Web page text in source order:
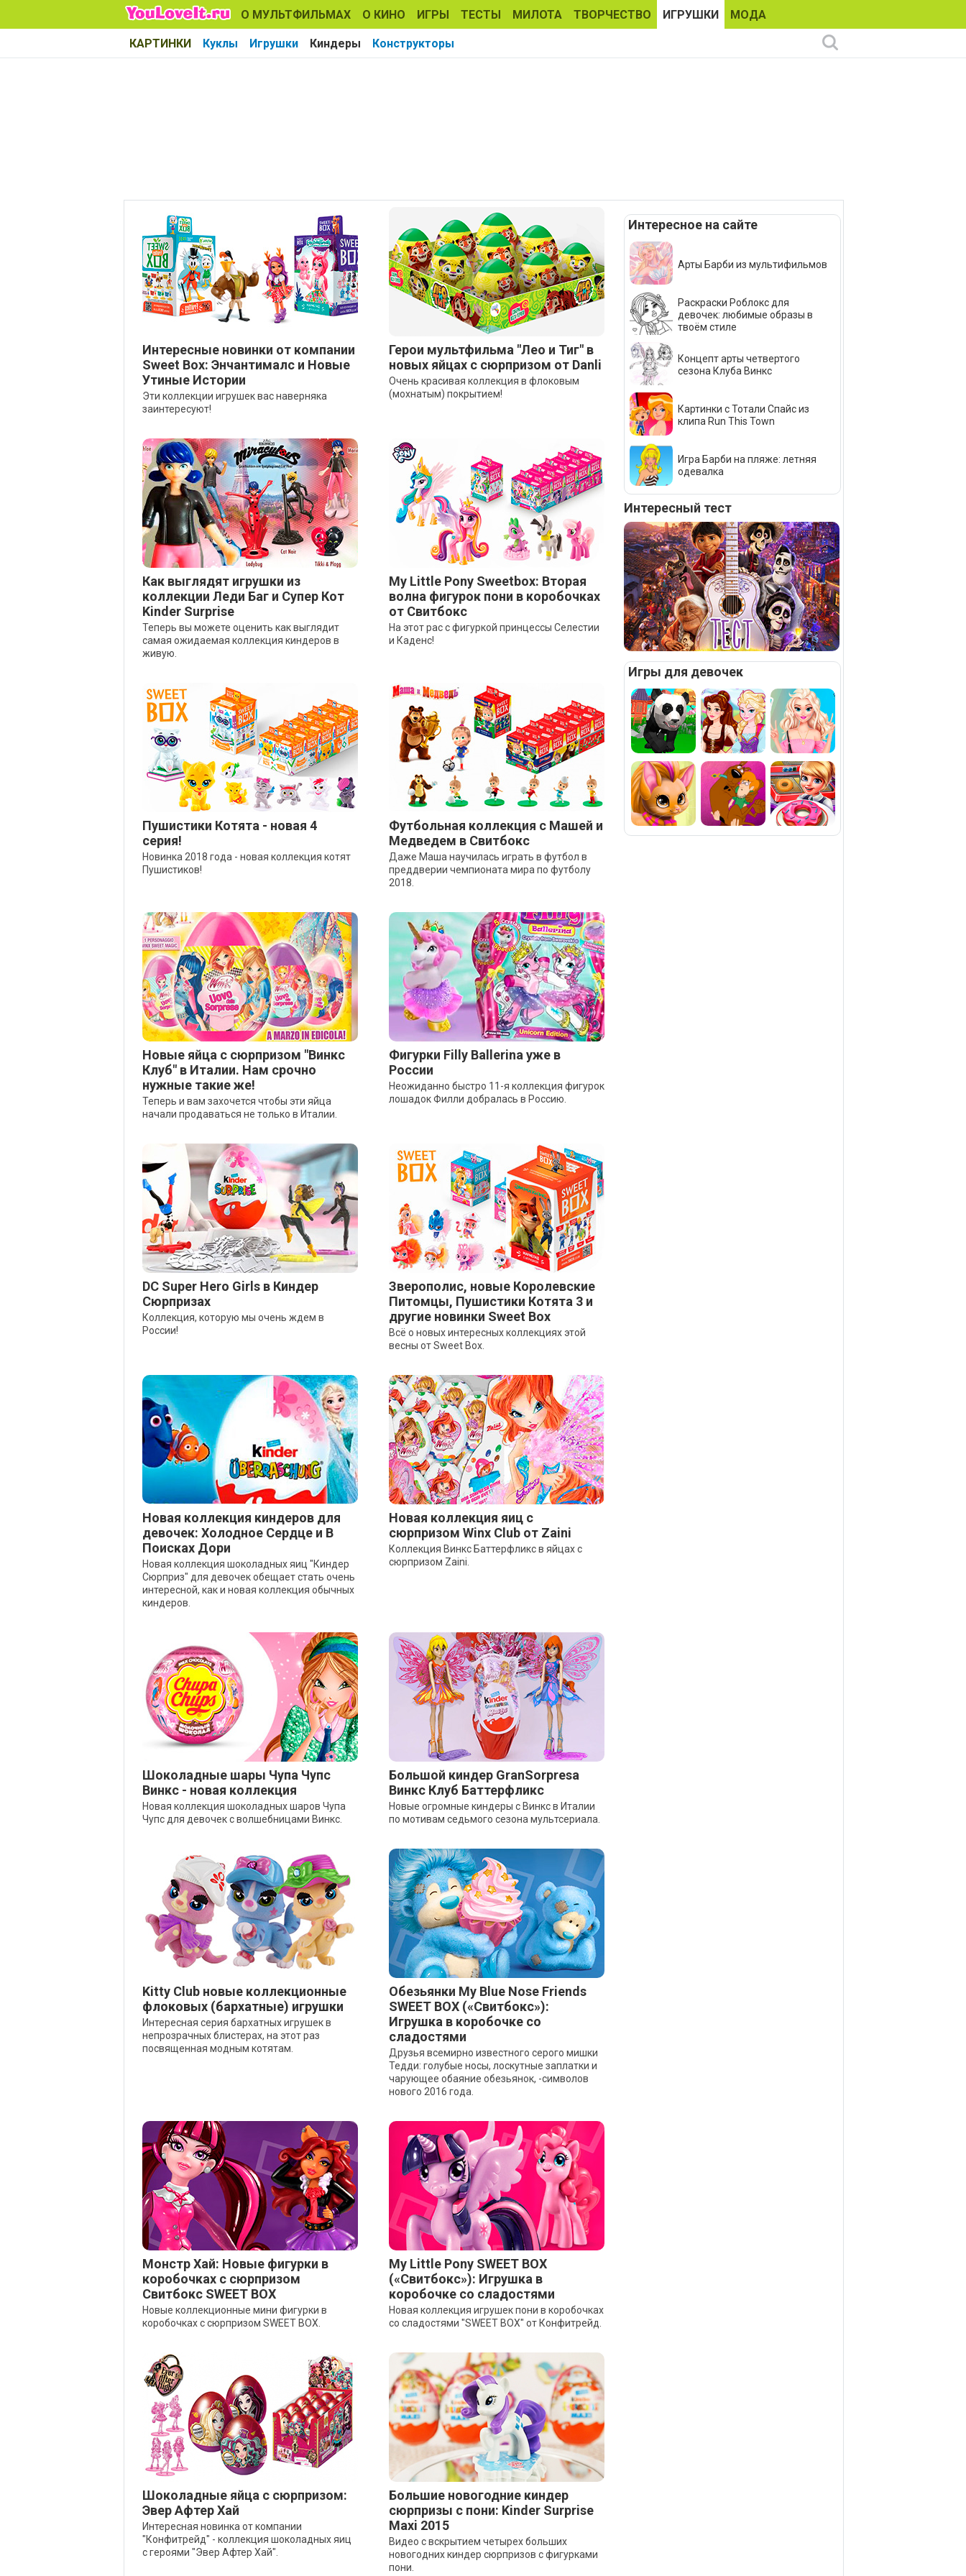
О МУЛЬТФИЛЬМАХ О КИНО ИГРЫ ТЕСТЫ МИЛОТА ТВОРЧЕСТВО ИГРУШКИ МОДА
КАРТИНКИ Куклы Игрушки Киндеры Конструкторы
Интересные новинки от компании
Sweet Box: Энчантималс и Новые
Утиные Истории
Эти коллекции игрушек вас наверняка
заинтересуют!
Герои мультфильма "Лео и Тиг" в
новых яйцах с сюрпризом от Danli
Очень красивая коллекция в флоковым
(мохнатым) покрытием!
Как выглядят игрушки из
коллекции Леди Баг и Супер Кот
Kinder Surprise
Теперь вы можете оценить как выглядит
самая ожидаемая коллекция киндеров в
живую.
My Little Pony Sweetbox: Вторая
волна фигурок пони в коробочках
от Свитбокс
На этот рас с фигуркой принцессы Селестии
и Каденс!
Пушистики Котята - новая 4
серия!
Новинка 2018 года - новая коллекция котят
Пушистиков!
Футбольная коллекция с Машей и
Медведем в Свитбокс
Даже Маша научилась играть в футбол в
преддверии чемпионата мира по футболу
2018.
Новые яйца с сюрпризом "Винкс
Клуб" в Италии. Нам срочно
нужные такие же!
Теперь и вам захочется чтобы эти яйца
начали продаваться не только в Италии.
Фигурки Filly Ballerina уже в
России
Неожиданно быстро 11-я коллекция фигурок
лошадок Филли добралась в Россию.
DC Super Hero Girls в Киндер
Сюрпризах
Коллекция, которую мы очень ждем в
России!
Зверополис, новые Королевские
Питомцы, Пушистики Котята 3 и
другие новинки Sweet Box
Всё о новых интересных коллекциях этой
весны от Sweet Box.
Новая коллекция киндеров для
девочек: Холодное Сердце и В
Поисках Дори
Новая коллекция шоколадных яиц "Киндер
Сюрприз" для девочек обещает стать очень
интересной, как и новая коллекция обычных
киндеров.
Новая коллекция яиц с
сюрпризом Winx Club от Zaini
Коллекция Винкс Баттерфликс в яйцах с
сюрпризом Zaini.
Шоколадные шары Чупа Чупс
Винкс - новая коллекция
Новая коллекция шоколадных шаров Чупа
Чупс для девочек с волшебницами Винкс.
Большой киндер GranSorpresa
Винкс Клуб Баттерфликс
Новые огромные киндеры с Винкс в Италии
по мотивам седьмого сезона мультсериала.
Kitty Club новые коллекционные
флоковых (бархатные) игрушки
Интересная серия бархатных игрушек в
непрозрачных блистерах, на этот раз
посвященная модным котятам.
Обезьянки My Blue Nose Friends
SWEET BOX («Свитбокс»):
Игрушка в коробочке со
сладостями
Друзья всемирно известного серого мишки
Тедди: голубые носы, лоскутные заплатки и
чарующее обаяние обезьянок, -символов
нового 2016 года.
Монстр Хай: Новые фигурки в
коробочках с сюрпризом
Свитбокс SWEET BOX
Новые коллекционные мини фигурки в
коробочках с сюрпризом SWEET BOX.
My Little Pony SWEET BOX
(«Свитбокс»): Игрушка в
коробочке со сладостями
Новая коллекция игрушек пони в коробочках
со сладостями "SWEET BOX" от Конфитрейд.
Шоколадные яйца с сюрпризом:
Эвер Афтер Хай
Интересная новинка от компании
"Конфитрейд" - коллекция шоколадных яиц
с героями "Эвер Афтер Хай".
Большие новогодние киндер
сюрпризы с пони: Kinder Surprise
Maxi 2015
Видео с вскрытием четырех больших
новогодних киндер сюрпризов с фигурками
пони.
Интересное на сайте
Арты Барби из мультифильмов
Раскраски Роблокс для
девочек: любимые образы в
твоём стиле
Концепт арты четвертого
сезона Клуба Винкс
Картинки с Тотали Спайс из
клипа Run This Town
Игра Барби на пляже: летняя
одевалка
Интересный тест
Игры для девочек